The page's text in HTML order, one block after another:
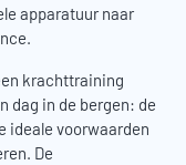
apparatuur naar
krachttraining
dag in de bergen: de
ideale voorwaarden
De